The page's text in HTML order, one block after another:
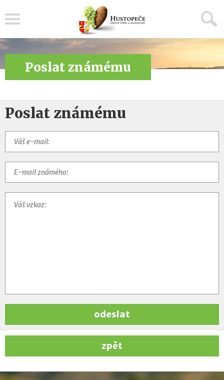
Poslat známému
Poslat známému
odeslat
zpět